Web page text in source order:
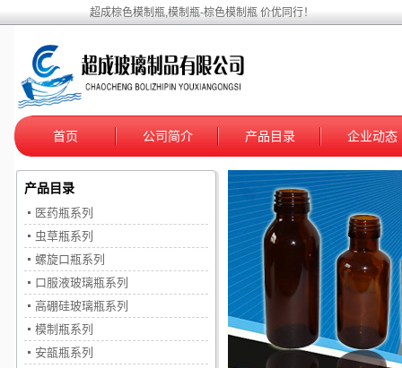
超成棕色模制瓶,模制瓶-棕色模制瓶 价优同行！
首页 公司简介 产品目录 企业动态
产品目录
医药瓶系列
虫草瓶系列
螺旋口瓶系列
口服液玻璃瓶系列
高硼硅玻璃瓶系列
模制瓶系列
安瓿瓶系列